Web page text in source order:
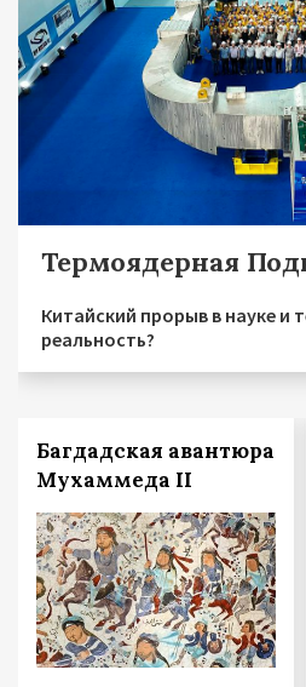
Термоядерная
Китайский прорыв в науке и
реальность?
Багдадская авантюра
Мухаммеда II